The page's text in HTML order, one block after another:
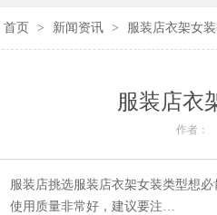
首页 > 新闻资讯 > 服装店衣架女
服装店衣
作者：
服装店挑选服装店衣架女装类型想
使用质量非常好，建议要注…